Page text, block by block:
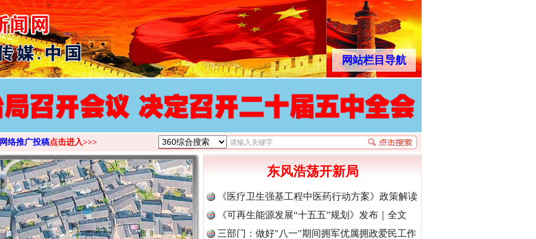
>
网站栏目导航
网络推广投稿点击进入>>>
东风浩荡开新局
《医疗卫生强基工程中医药行动方案》政策解读
《可再生能源发展“十五五”规划》发布｜全文
三部门：做好"八一"期间拥军优属拥政爱民工作